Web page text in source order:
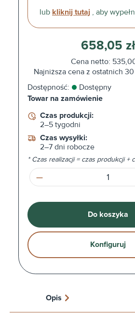
lub kliknij tutaj , aby
658,05 zł
Cena netto:
Najniższa cena z ostatnich
Dostępność:
Dostępny
Towar na zamówienie
Czas produkcji:
2–5 tygodni
Czas wysyłki:
2–7 dni robocze
* Czas realizacji = czas produkcji +
Ilość produktu:
Do koszyka
Konfiguruj
Opis